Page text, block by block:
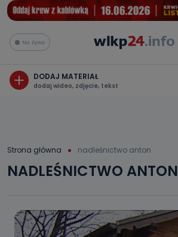
Na żywo
DODAJ MATERIAŁ
dodaj wideo, zdjęcie, tekst
Strona główna nadleśnictwo anton
NADLEŚNICTWO ANTON